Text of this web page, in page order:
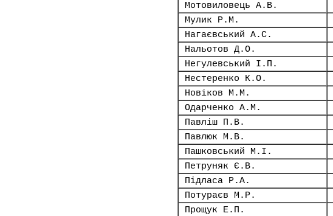
Мотовиловець А.В.
Мулик Р.М.
Нагаєвський А.С.
Нальотов Д.О.
Негулевський І.П.
Нестеренко К.О.
Новіков М.М.
Одарченко А.М.
Павліш П.В.
Павлюк М.В.
Пашковський М.І.
Петруняк Є.В.
Підласа Р.А.
Потураєв М.Р.
Прощук Е.П.